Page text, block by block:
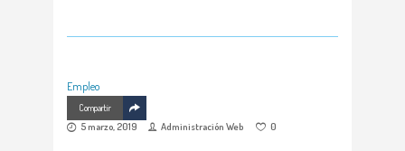
Empleo
Compartir
5 marzo, 2019 Administración Web 0